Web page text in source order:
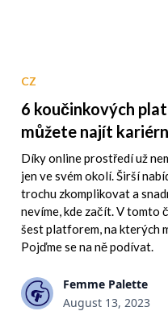
CZ
6 koučinkových
můžete najít
Díky online prostředí už
jen ve svém okolí. Širší
trochu zkomplikovat a
nevíme, kde začít. V tomto
šest platforem, na kterých
Pojďme se na ně podívat.
Femme Palette
August 13, 2023